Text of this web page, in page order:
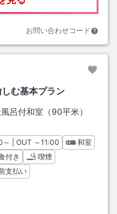
お問い合わせコード
しむ基本プラン
呂付和室（90平米）
クイン
～ | OUT チェックアウト
～11:00
和室
付き
喫煙
支払い